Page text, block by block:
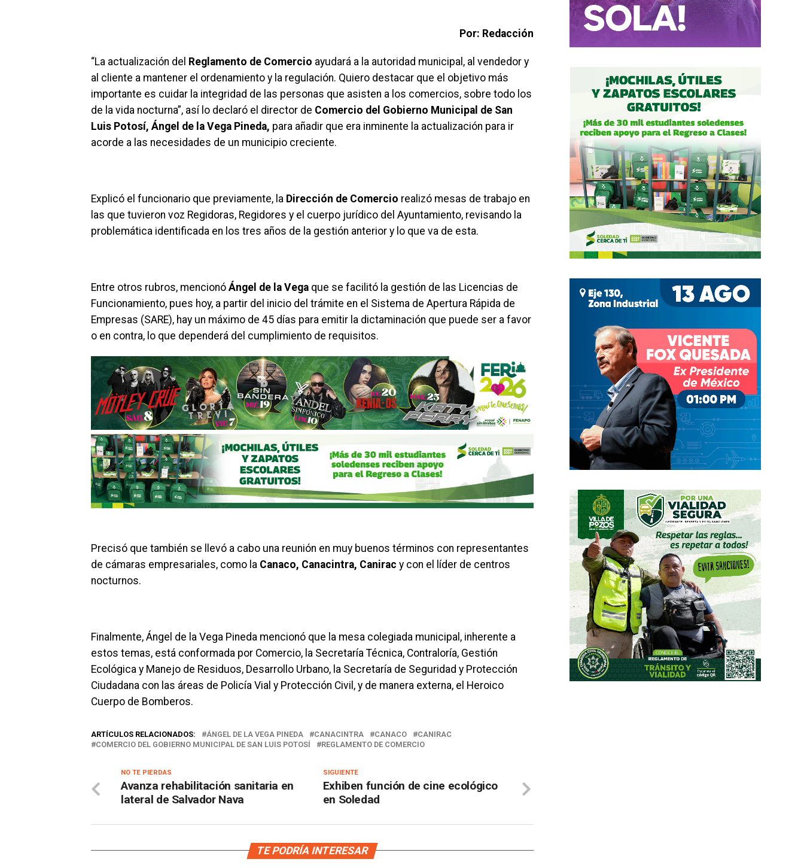
Por: Redacción
“La actualización del Reglamento de Comercio ayudará a la autoridad municipal, al vendedor y
al cliente a mantener el ordenamiento y la regulación. Quiero destacar que el objetivo más
importante es cuidar la integridad de las personas que asisten a los comercios, sobre todo los
de la vida nocturna”, así lo declaró el director de Comercio del Gobierno Municipal de San
Luis Potosí, Ángel de la Vega Pineda, para añadir que era inminente la actualización para ir
acorde a las necesidades de un municipio creciente.
Explicó el funcionario que previamente, la Dirección de Comercio realizó mesas de trabajo en
las que tuvieron voz Regidoras, Regidores y el cuerpo jurídico del Ayuntamiento, revisando la
problemática identificada en los tres años de la gestión anterior y lo que va de esta.
Entre otros rubros, mencionó Ángel de la Vega que se facilitó la gestión de las Licencias de
Funcionamiento, pues hoy, a partir del inicio del trámite en el Sistema de Apertura Rápida de
Empresas (SARE), hay un máximo de 45 días para emitir la dictaminación que puede ser a favor
o en contra, lo que dependerá del cumplimiento de requisitos.
Precisó que también se llevó a cabo una reunión en muy buenos términos con representantes
de cámaras empresariales, como la Canaco, Canacintra, Canirac y con el líder de centros
nocturnos.
Finalmente, Ángel de la Vega Pineda mencionó que la mesa colegiada municipal, inherente a
estos temas, está conformada por Comercio, la Secretaría Técnica, Contraloría, Gestión
Ecológica y Manejo de Residuos, Desarrollo Urbano, la Secretaría de Seguridad y Protección
Ciudadana con las áreas de Policía Vial y Protección Civil, y de manera externa, el Heroico
Cuerpo de Bomberos.
ARTÍCULOS RELACIONADOS: ÁNGEL DE LA VEGA PINEDA CANACINTRA CANACO
CANIRAC
COMERCIO DEL GOBIERNO MUNICIPAL DE SAN LUIS POTOSÍ
REGLAMENTO DE COMERCIO
SIGUIENTE
Exhiben función de cine ecológico
en Soledad
NO TE PIERDAS
Avanza rehabilitación sanitaria en
lateral de Salvador Nava
TE PODRÍA INTERESAR